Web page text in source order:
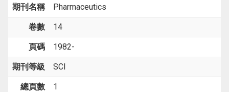
期刊名稱 Pharmaceutics
卷數 14
頁碼 1982-
期刊等級 SCI
總頁數 1